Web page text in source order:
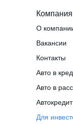
Компания
О
Вакансии
Контакты
Для
Авто в
Авто в
Автокредит